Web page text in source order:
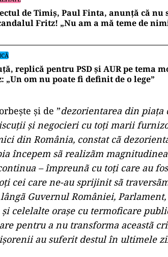
de Timiș, Paul Finta, anunță că
Fritz! „Nu am a mă teme de
replică pentru PSD și AUR pe tema
„Un om nu poate fi definit de o lege”
şi de ”dezorientarea din piaţa
şi negocieri cu toţi marii
din România, constat cã
începem sã realizãm
– împreunã cu toţi care au
cei care ne-au sprijinit sã
Guvernul României,
celelalte oraşe cu termoficare
pentru a nu transforma aceastã
au suferit destul în ultimele